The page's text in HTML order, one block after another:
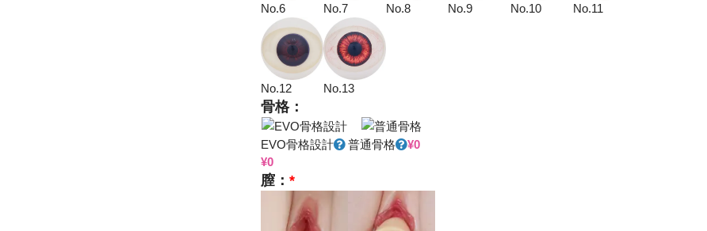
No.6 No.7 No.8 No.9 No.10 No.11
No.12 No.13
骨格：
EVO骨格設計
¥0
普通骨格 ¥0
*
膣：